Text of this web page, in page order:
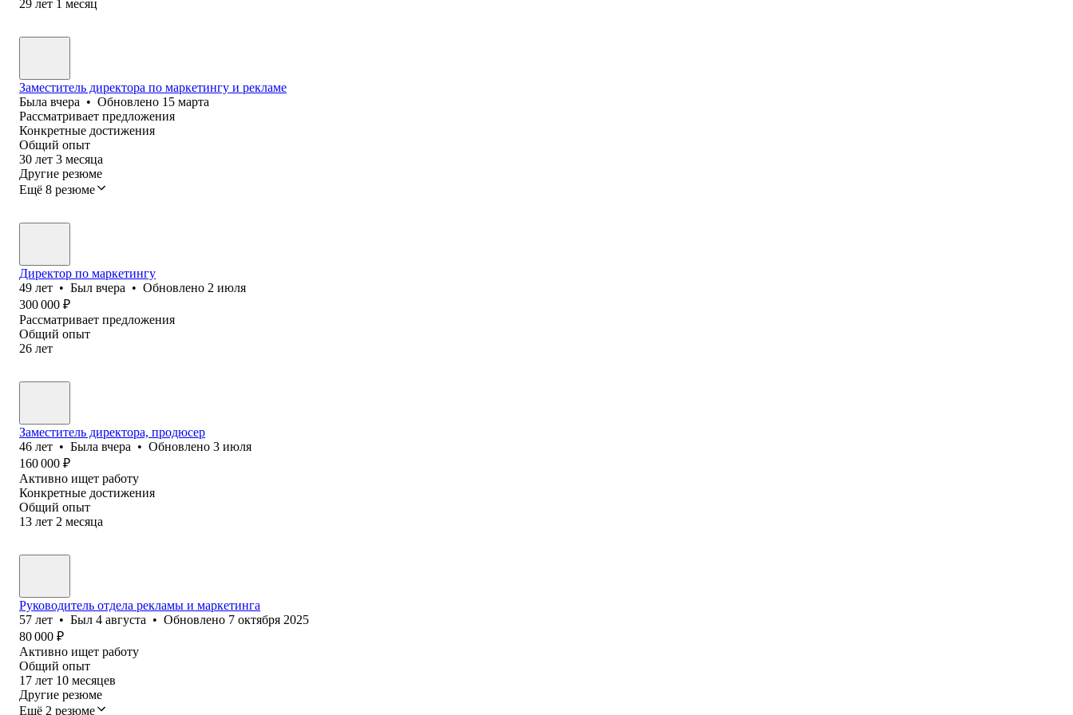
29 лет 1 месяц
Заместитель директора по маркетингу и рекламе
Была вчера • Обновлено 15 марта
Рассматривает предложения
Конкретные достижения
Общий опыт
30 лет 3 месяца
Другие резюме
Ещё 8 резюме
Директор по маркетингу
49 лет • Был вчера • Обновлено 2 июля
300 000 ₽
Рассматривает предложения
Общий опыт
26 лет
Заместитель директора, продюсер
46 лет • Была вчера • Обновлено 3 июля
160 000 ₽
Активно ищет работу
Конкретные достижения
Общий опыт
13 лет 2 месяца
Руководитель отдела рекламы и маркетинга
57 лет • Был 4 августа • Обновлено 7 октября 2025
80 000 ₽
Активно ищет работу
Общий опыт
17 лет 10 месяцев
Другие резюме
Ещё 2 резюме